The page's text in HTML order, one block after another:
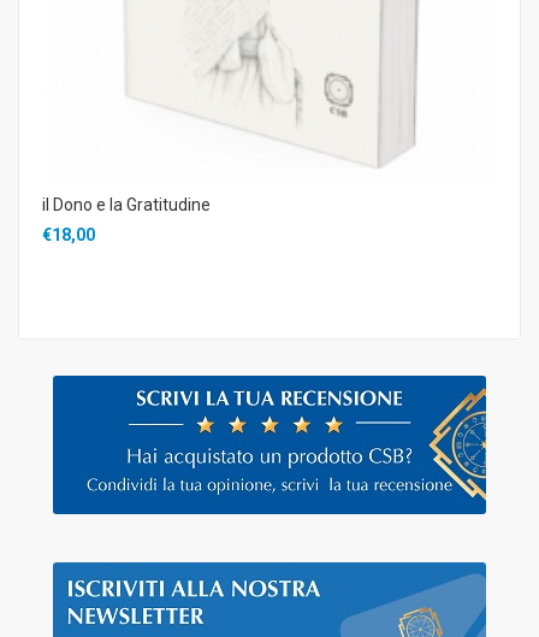
il Dono e la Gratitudine
€18,00